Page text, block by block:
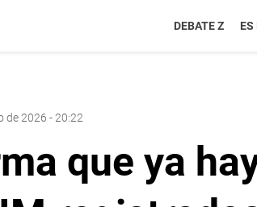
DEBATE Z ES
de 2026 - 20:22
que ya